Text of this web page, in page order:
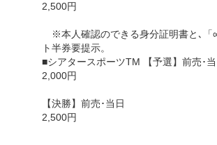
2,500円
※本人確認のできる身分証明書と､「
ト半券要提示。
■シアタースポーツTM 【予選】前売･当
2,000円
【決勝】前売･当日
2,500円